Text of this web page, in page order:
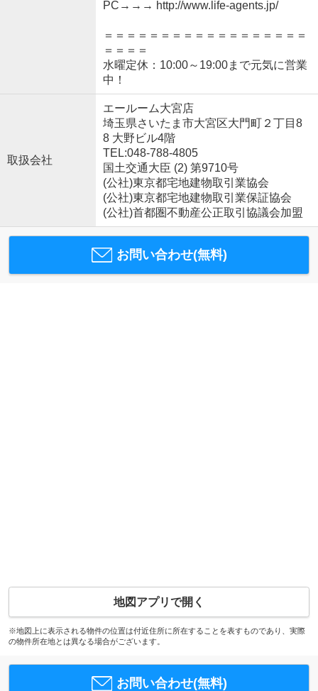
PC→→→ http://www.life-agents.jp/
＝＝＝＝＝＝＝＝＝＝＝＝＝＝＝＝＝＝
＝＝＝＝
水曜定休：10:00～19:00まで元気に営業
中！
取扱会社
エールーム大宮店
埼玉県さいたま市大宮区大門町２丁目8
8 大野ビル4階
TEL:048-788-4805
国土交通大臣 (2) 第9710号
(公社)東京都宅地建物取引業協会
(公社)東京都宅地建物取引業保証協会
(公社)首都圏不動産公正取引協議会加盟
お問い合わせ(無料)
地図アプリで開く
※地図上に表示される物件の位置は付近住所に所在することを表すものであり、実際
の物件所在地とは異なる場合がございます。
お問い合わせ(無料)